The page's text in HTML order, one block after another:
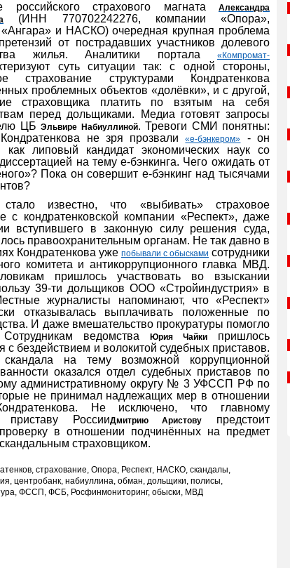
российского страхового магната
Александра
(ИНН 770702242276, компании «Опора»,
«Ангара» и НАСКО) очередная крупная проблема
от пострадавших участников долевого
жилья. Аналитики портала
«Компромат-
суть ситуации так: с одной стороны,
страхование структурами Кондратенкова
проблемных объектов «долёвки», и с другой,
страховщика платить по взятым на себя
перед дольщиками. Медиа готовят запросы
ЦБ Эльвире Набиуллиной. Тревоги СМИ понятны:
Кондратенкова не зря прозвали«е-бэнкером»
- он
как липовый кандидат экономических наук со
на тему е-бэнкинга. Чего ожидать от
Пока он совершит е-бэнкинг над тысячами
известно, что «выбивать» страховое
с кондратенковской компании «Респект», даже
вступившего в законную силу решения суда,
правоохранительным органам. Не так давно в
Кондратенкова уже побывали с обысками сотрудники
комитета и антикоррупционного главка МВД.
пришлось участвовать во взыскании
39-ти дольщиков ООО «Стройиндустрия» в
журналисты напоминают, что «Респект»
отказывалась выплачивать положенные по
И даже вмешательство прокуратуры помогло
ведомства
Юрия Чайки
пришлось
с бездействием и волокитой судебных приставов.
на тему возможной коррупционной
оказался отдел судебных приставов по
административному округу № 3 УФССП РФ по
не принимал надлежащих мер в отношении
Не исключено, что главному
приставу РоссииДмитрию Аристову
предстоит
проверку в отношении подчинённых на предмет
страховщиком.